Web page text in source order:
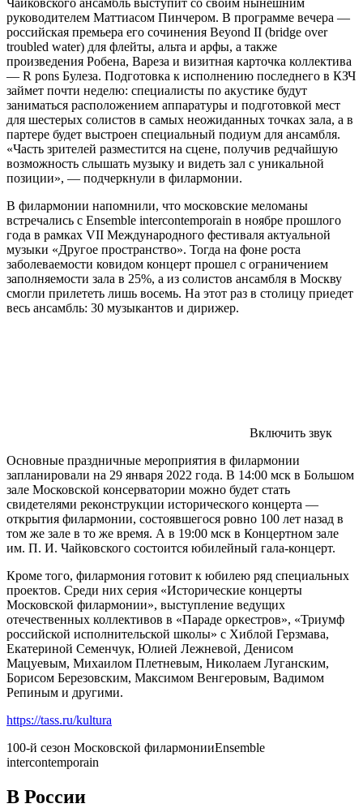
руководителем Маттиасом Пинчером. В программе вечера —
российская премьера его сочинения Beyond II (bridge over
troubled water) для флейты, альта и арфы, а также
произведения Робена, Вареза и визитная карточка коллектива
— R pons Булеза. Подготовка к исполнению последнего в КЗЧ
займет почти неделю: специалисты по акустике будут
заниматься расположением аппаратуры и подготовкой мест
для шестерых солистов в самых неожиданных точках зала, а в
партере будет выстроен специальный подиум для ансамбля.
«Часть зрителей разместится на сцене, получив редчайшую
возможность слышать музыку и видеть зал с уникальной
позиции», — подчеркнули в филармонии.
В филармонии напомнили, что московские меломаны
встречались с Ensemble intercontemporain в ноябре прошлого
года в рамках VII Международного фестиваля актуальной
музыки «Другое пространство». Тогда на фоне роста
заболеваемости ковидом концерт прошел с ограничением
заполняемости зала в 25%, а из солистов ансамбля в Москву
смогли прилететь лишь восемь. На этот раз в столицу приедет
весь ансамбль: 30 музыкантов и дирижер.
Включить звук
Основные праздничные мероприятия в филармонии
запланировали на 29 января 2022 года. В 14:00 мск в Большом
зале Московской консерватории можно будет стать
свидетелями реконструкции исторического концерта —
открытия филармонии, состоявшегося ровно 100 лет назад в
том же зале в то же время. А в 19:00 мск в Концертном зале
им. П. И. Чайковского состоится юбилейный гала-концерт.
Кроме того, филармония готовит к юбилею ряд специальных
проектов. Среди них серия «Исторические концерты
Московской филармонии», выступление ведущих
отечественных коллективов в «Параде оркестров», «Триумф
российской исполнительской школы» с Хиблой Герзмава,
Екатериной Семенчук, Юлией Лежневой, Денисом
Мацуевым, Михаилом Плетневым, Николаем Луганским,
Борисом Березовским, Максимом Венгеровым, Вадимом
Репиным и другими.
https://tass.ru/kultura
100-й сезон Московской филармонииEnsemble
intercontemporain
В России